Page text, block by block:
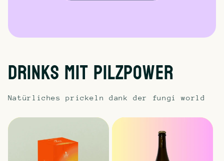
Drinks Mit Pilzpower
Natürliches prickeln dank der fungi world